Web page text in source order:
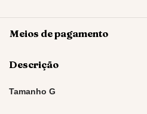
Meios de pagamento
Descrição
Tamanho G